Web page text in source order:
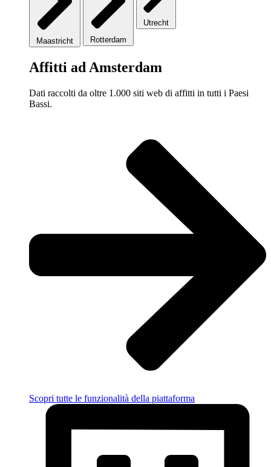
Maastricht Rotterdam
Utrecht
Affitti ad Amsterdam
Dati raccolti da oltre 1.000 siti web di affitti in tutti i Paesi
Bassi.
Scopri tutte le funzionalità della piattaforma